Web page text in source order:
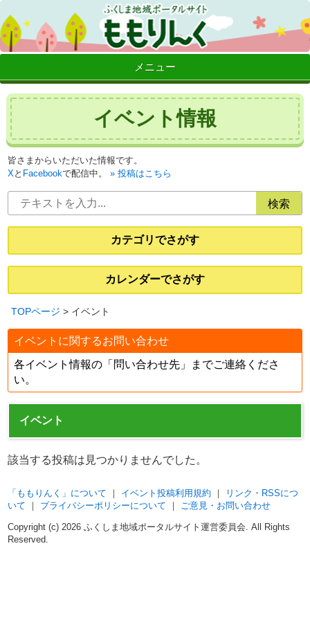
メニュー
イベント情報
皆さまからいただいた情報です。
Xと Facebookで配信中。 投稿はこちら
カテゴリでさがす
カレンダーでさがす
TOPページ > イベント
イベントに関するお問い合わせ
各イベント情報の「問い合わせ先」までご連絡くださ
い。
イベント
該当する投稿は見つかりませんでした。
「ももりんく」について イベント投稿利用規約
リンク・RSSにつ
いて
プライバシーポリシーについて ご意見・お問い合わせ
Copyright (c) 2026 ふくしま地域ポータルサイト運営委員会. All Rights
Reserved.